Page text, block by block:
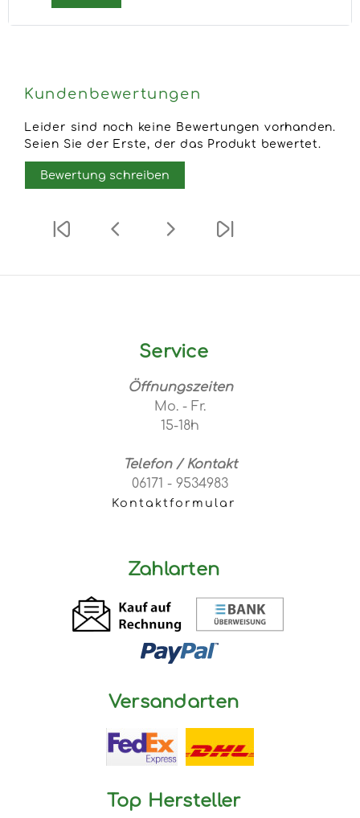
Kundenbewertungen
Leider sind noch keine Bewertungen vorhanden.
Seien Sie der Erste, der das Produkt bewertet.
Bewertung schreiben
Service
Öffnungszeiten
Mo. - Fr.
15-18h
Telefon / Kontakt
06171 - 9534983
Kontaktformular
Zahlarten
Versandarten
Top Hersteller